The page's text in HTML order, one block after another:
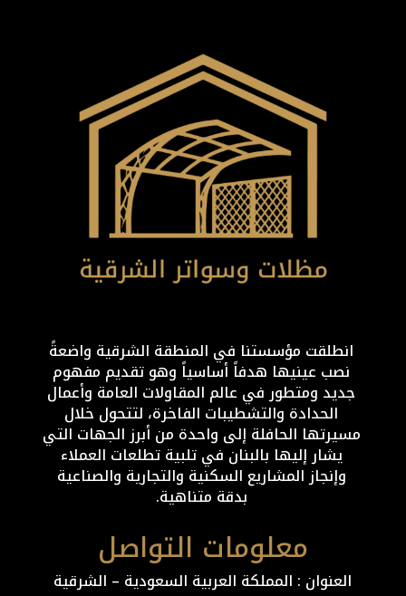
انطلقت مؤسستنا في المنطقة الشرقية واضعةً
نصب عينيها هدفاً أساسياً وهو تقديم مفهوم
جديد ومتطور في عالم المقاولات العامة وأعمال
الحدادة والتشطيبات الفاخرة، لتتحول خلال
مسيرتها الحافلة إلى واحدة من أبرز الجهات التي
يشار إليها بالبنان في تلبية تطلعات العملاء
وإنجاز المشاريع السكنية والتجارية والصناعية
بدقة متناهية.
معلومات التواصل
العنوان : المملكة العربية السعودية – الشرقية